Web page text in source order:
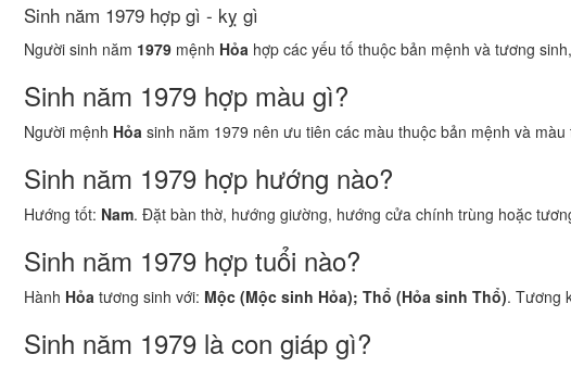
Sinh năm 1979 hợp gì - kỵ gì
Người sinh năm 1979 mệnh Hỏa hợp các yếu tố thuộc bản mệnh và tương
Sinh năm 1979 hợp màu gì?
Người mệnh Hỏa sinh năm 1979 nên ưu tiên các màu thuộc bản mệnh và màu
Sinh năm 1979 hợp hướng nào?
Hướng tốt: Nam. Đặt bàn thờ, hướng giường, hướng cửa chính trùng hoặc
Sinh năm 1979 hợp tuổi nào?
Hành Hỏa tương sinh với: Mộc (Mộc sinh Hỏa); Thổ (Hỏa sinh Thổ). Tương
Sinh năm 1979 là con giáp gì?